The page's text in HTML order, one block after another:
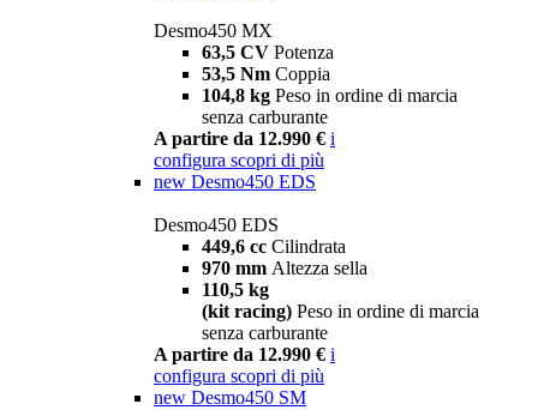
Desmo450 MX
63,5 CV Potenza
53,5 Nm Coppia
104,8 kg Peso in ordine di marcia
senza carburante
A partire da 12.990 € i
configura scopri di più
new Desmo450 EDS
Desmo450 EDS
449,6 cc Cilindrata
970 mm Altezza sella
110,5 kg
(kit racing) Peso in ordine di marcia
senza carburante
A partire da 12.990 € i
configura scopri di più
new Desmo450 SM